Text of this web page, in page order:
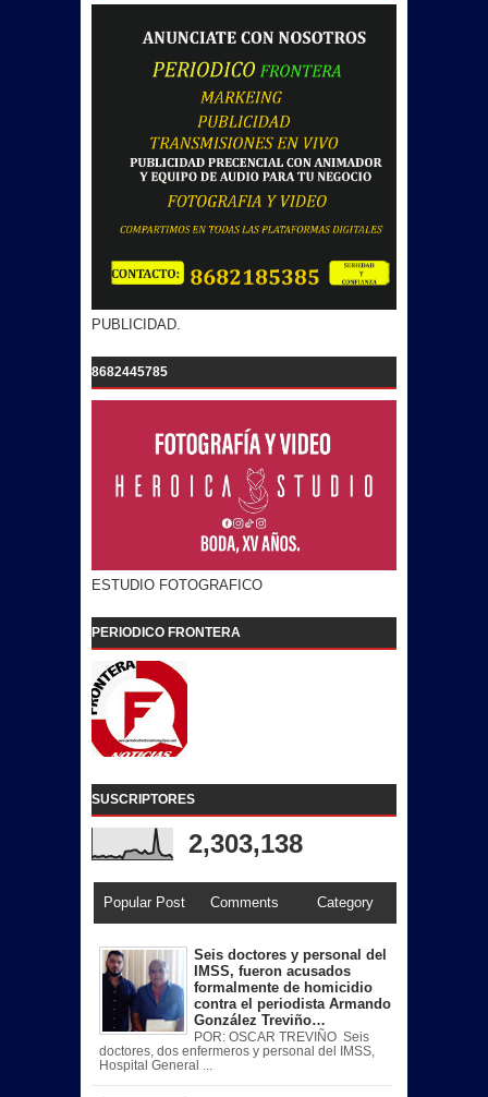
PUBLICIDAD.
8682445785
ESTUDIO FOTOGRAFICO
PERIODICO FRONTERA
SUSCRIPTORES
2,303,138
Popular Post Comments Category
Seis doctores y personal del
IMSS, fueron acusados
formalmente de homicidio
contra el periodista Armando
González Treviño…
POR: OSCAR TREVIÑO Seis
doctores, dos enfermeros y personal del IMSS,
Hospital General ...